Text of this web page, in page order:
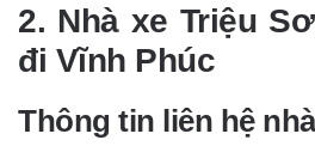
2. Nhà xe Triệu
đi Vĩnh Phúc
Thông tin liên hệ